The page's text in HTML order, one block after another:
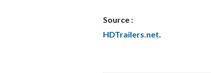
Source :
HDTrailers.net.